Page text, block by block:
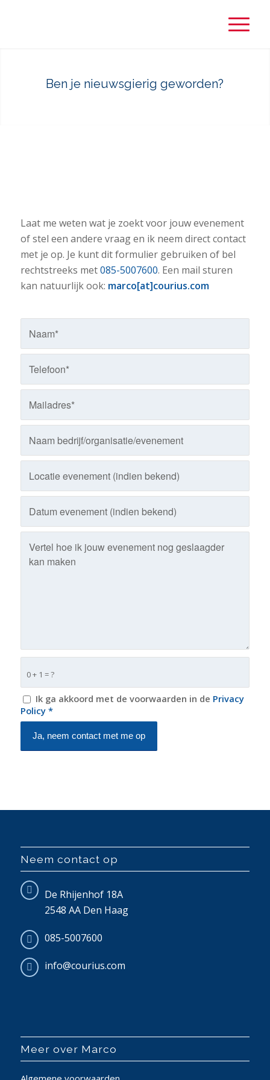
Ben je nieuwsgierig geworden?
Laat me weten wat je zoekt voor jouw evenement
of stel een andere vraag en ik neem direct contact
met je op. Je kunt dit formulier gebruiken of bel
rechtstreeks met085-5007600. Een mail sturen
kan natuurlijk ook: marco[at]courius.com
0 + 1 = ?
Ik ga akkoord met de voorwaarden in de Privacy
Policy *
Neem contact op
De Rhijenhof 18A
2548 AA Den Haag
085-5007600
info@courius.com
Meer over Marco